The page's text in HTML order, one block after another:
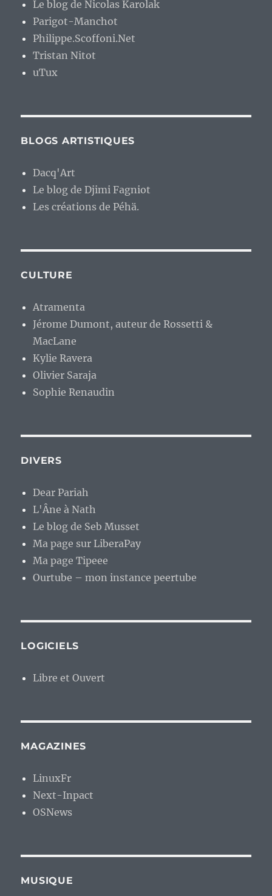
Le blog de Nicolas Karolak
Parigot-Manchot
Philippe.Scoffoni.Net
Tristan Nitot
uTux
BLOGS ARTISTIQUES
Dacq'Art
Le blog de Djimi Fagniot
Les créations de Péhä.
CULTURE
Atramenta
Jérome Dumont, auteur de Rossetti &
MacLane
Kylie Ravera
Olivier Saraja
Sophie Renaudin
DIVERS
Dear Pariah
L'Âne à Nath
Le blog de Seb Musset
Ma page sur LiberaPay
Ma page Tipeee
Ourtube – mon instance peertube
LOGICIELS
Libre et Ouvert
MAGAZINES
LinuxFr
Next-Inpact
OSNews
MUSIQUE